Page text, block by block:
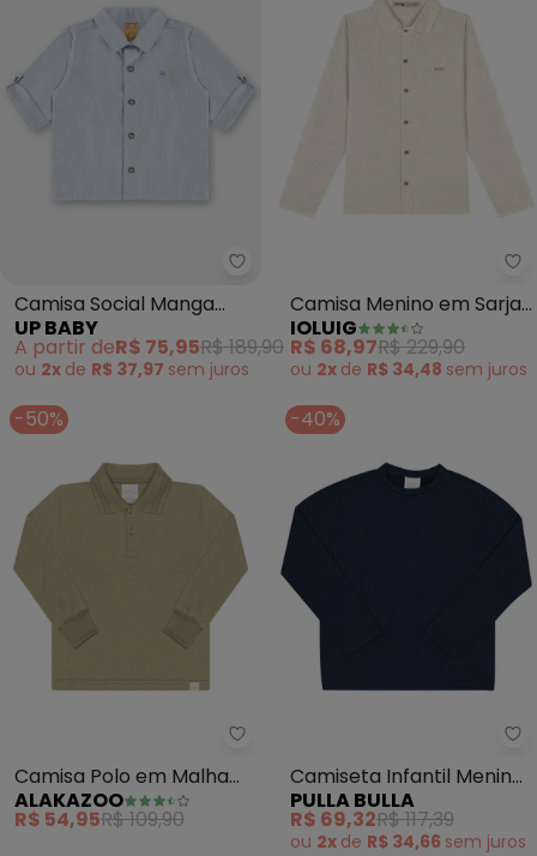
Up Baby - Camisa Social
Camisa Social Manga
Longa Bebê Menino
(Azul)
UP BABY
A partir deR$ 75,95R$ 189,90
ou 2x de R$ 37,97 sem juros
Camisa Menino em Sarja
Capri Chambray (Bege)
IOLUIG
R$ 68,97R$ 229,90
ou 2x de R$ 34,48 sem juros
-50%
Alakazoo - Camisa Polo em
Camisa Polo em Malha
Texturizada (Bege)
ALAKAZOO
R$ 54,95R$ 109,90
-40%
Camiseta Infantil Menino
Malha Térmica (Marinho)
PULLA BULLA
R$ 69,32R$ 117,39
ou 2x de R$ 34,66 sem juros